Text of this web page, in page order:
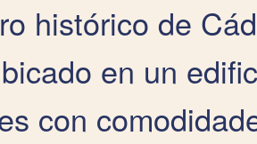
histórico de
en un
con